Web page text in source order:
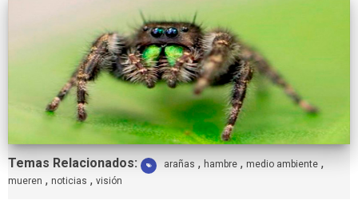
Temas Relacionados: Etiquetas:
arañas , hambre , medio ambiente ,
mueren , noticias , visión